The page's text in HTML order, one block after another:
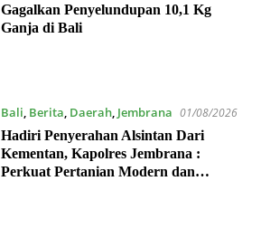
Gagalkan Penyelundupan 10,1 Kg
Ganja di Bali
Bali, Berita, Daerah, Jembrana 01/08/2026
Hadiri Penyerahan Alsintan Dari
Kementan, Kapolres Jembrana :
Perkuat Pertanian Modern dan